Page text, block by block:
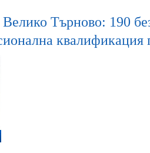
Търново: 190